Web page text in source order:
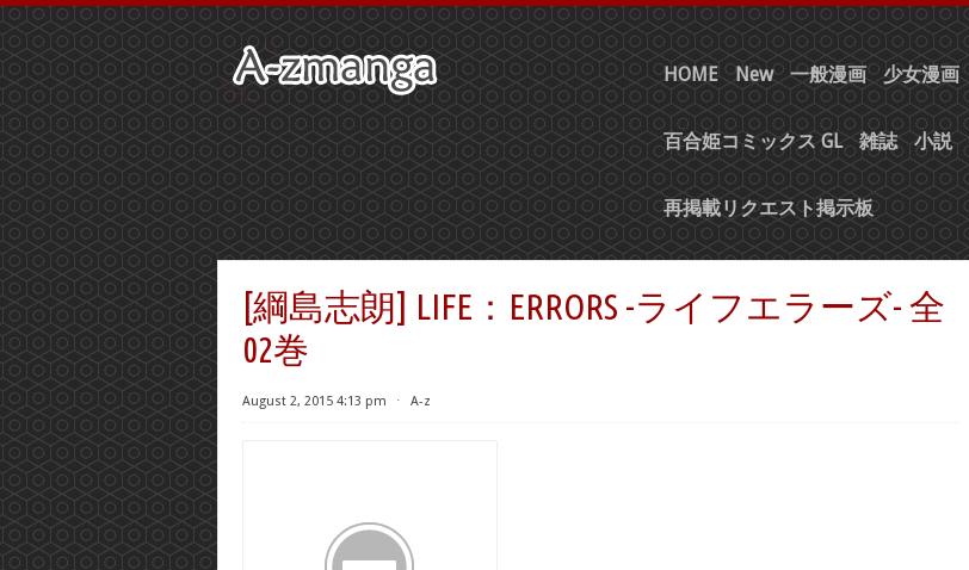
HOME New 一般漫画 少女漫画
百合姫コミックス GL 雑誌 小説
再掲載リクエスト掲示板
[綱島志朗] LIFE：ERRORS -ライフエラーズ- 全
02巻
August 2, 2015 4:13 pm ⋅ A-z